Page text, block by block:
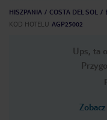
HISZPANIA COSTA DEL SOL
KOD HOTELU AGP25002
Ups, ta